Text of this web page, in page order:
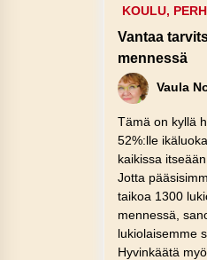
KOULU,
Vantaa
mennessä
Vaula
Tämä on kyllä
52%:lle
kaikissa
Jotta
taikoa 1300
mennessä,
lukiolaisemme
Hyvinkäätä